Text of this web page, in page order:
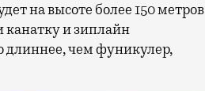
на высоте более 150 метров
канатку и зиплайн
длиннее, чем фуникулер,